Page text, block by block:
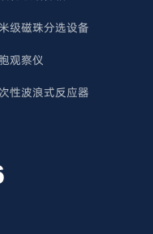
级磁珠分选设备
观察仪
性波浪式反应器